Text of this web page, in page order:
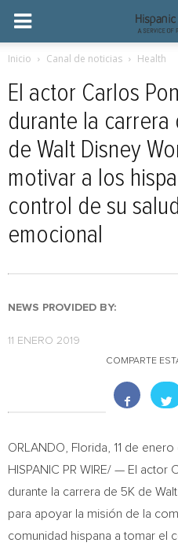
Inicio Canal de noticias Health
El actor Carlos
durante la
de Walt Disney
motivar a los
control de su
emocional
NEWS PROVIDED BY:
11 ENERO 2019
COMPARTE
ORLANDO, Florida , 11 de
HISPANIC PR WIRE/ — El actor
durante la carrera de 5K de
para apoyar la misión de la
comunidad hispana a tomar el